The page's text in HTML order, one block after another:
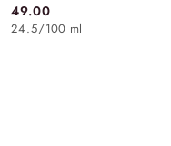
Cena:
49.00
24.5/100 ml